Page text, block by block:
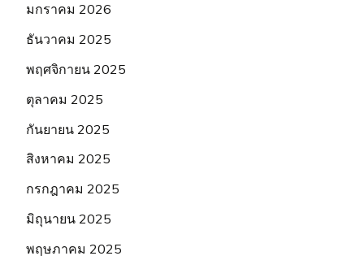
มกราคม 2026
ธันวาคม 2025
พฤศจิกายน 2025
ตุลาคม 2025
กันยายน 2025
สิงหาคม 2025
กรกฎาคม 2025
มิถุนายน 2025
พฤษภาคม 2025